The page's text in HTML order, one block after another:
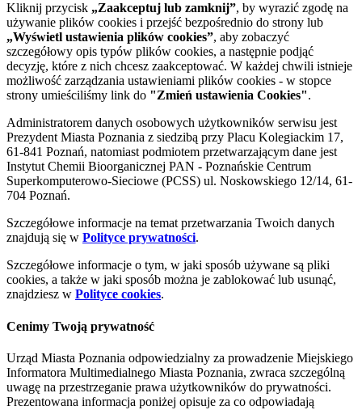
Kliknij przycisk „Zaakceptuj lub zamknij”, by wyrazić zgodę na
używanie plików cookies i przejść bezpośrednio do strony lub
„Wyświetl ustawienia plików cookies”, aby zobaczyć
szczegółowy opis typów plików cookies, a następnie podjąć
decyzję, które z nich chcesz zaakceptować. W każdej chwili istnieje
możliwość zarządzania ustawieniami plików cookies - w stopce
strony umieściliśmy link do "Zmień ustawienia Cookies".
Administratorem danych osobowych użytkowników serwisu jest
Prezydent Miasta Poznania z siedzibą przy Placu Kolegiackim 17,
61-841 Poznań, natomiast podmiotem przetwarzającym dane jest
Instytut Chemii Bioorganicznej PAN - Poznańskie Centrum
Superkomputerowo-Sieciowe (PCSS) ul. Noskowskiego 12/14, 61-
704 Poznań.
Szczegółowe informacje na temat przetwarzania Twoich danych
znajdują się w Polityce prywatności.
Szczegółowe informacje o tym, w jaki sposób używane są pliki
cookies, a także w jaki sposób można je zablokować lub usunąć,
znajdziesz w Polityce cookies.
Cenimy Twoją prywatność
Urząd Miasta Poznania odpowiedzialny za prowadzenie Miejskiego
Informatora Multimedialnego Miasta Poznania, zwraca szczególną
uwagę na przestrzeganie prawa użytkowników do prywatności.
Prezentowana informacja poniżej opisuje za co odpowiadają